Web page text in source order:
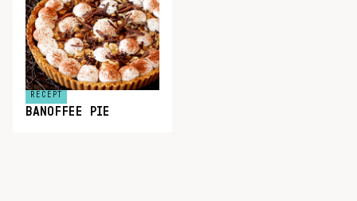
RECEPT
BANOFFEE PIE